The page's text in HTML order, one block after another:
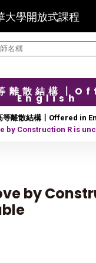
大學開放式課程
【7/31】
離散結構〡
English
等離散結構〡Offered in
by Construction R is
by